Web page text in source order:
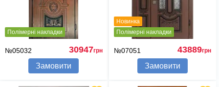
Полімерні накладки
№05032 30947грн
Замовити
Новинка
Полімерні накладки
№07051 43889грн
Замовити